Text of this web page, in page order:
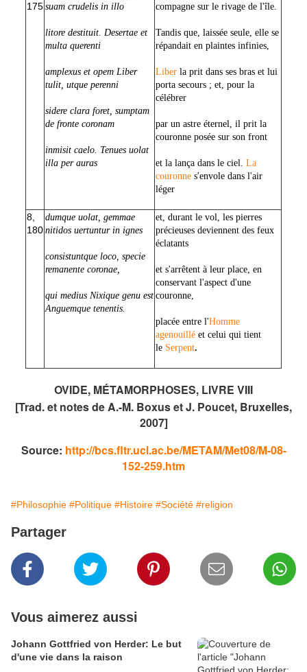
175 suam crudelis in illo
litore destituit. Desertae et
multa querenti
amplexus et opem Liber
tulit, utque perenni
sidere clara foret, sumptam
de fronte coronam
inmisit caelo. Tenues uolat
illa per auras
compagne sur le rivage de l'île.
Tandis que, laissée seule, elle se
répandait en plaintes infinies,
Liber la prit dans ses bras et lui
porta secours ; et, pour la
célébrer
par un astre éternel, il prit la
couronne posée sur son front
et la lança dans le ciel. La
couronne s'envole dans l'air
léger
8,
180
dumque uolat, gemmae
nitidos uertuntur in ignes
consistuntque loco, specie
remanente coronae,
qui medius Nixique genu est
Anguemque tenentis.
et, durant le vol, les pierres
précieuses deviennent des feux
éclatants
et s'arrêtent à leur place, en
conservant l'aspect d'une
couronne,
placée entre l'Homme
agenouillé et celui qui tient
le Serpent.
OVIDE, MÉTAMORPHOSES, LIVRE VIII
[Trad. et notes de A.-M. Boxus et J. Poucet, Bruxelles,
2007]
Source: http://bcs.fltr.ucl.ac.be/METAM/Met08/M-08-
152-259.htm
#Philosophie #Politique #Histoire #Société #religion
Partager
Vous aimerez aussi
Johann Gottfried von Herder: Le but
d'une vie dans la raison